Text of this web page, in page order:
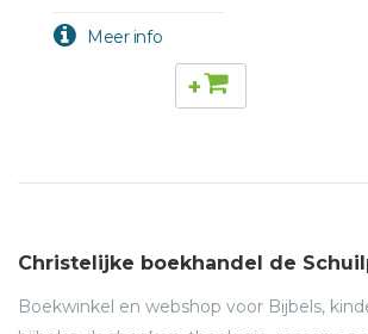
+
Christelijke boekhandel de
Boekwinkel en webshop voor Bijbels,